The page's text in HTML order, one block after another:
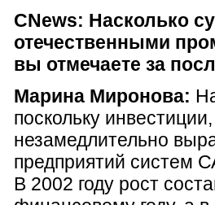
CNews: Насколько
отечественными
вы отмечаете за
Марина Миронова:
поскольку
незамедлительно
предприятий систем
В 2002 году рост